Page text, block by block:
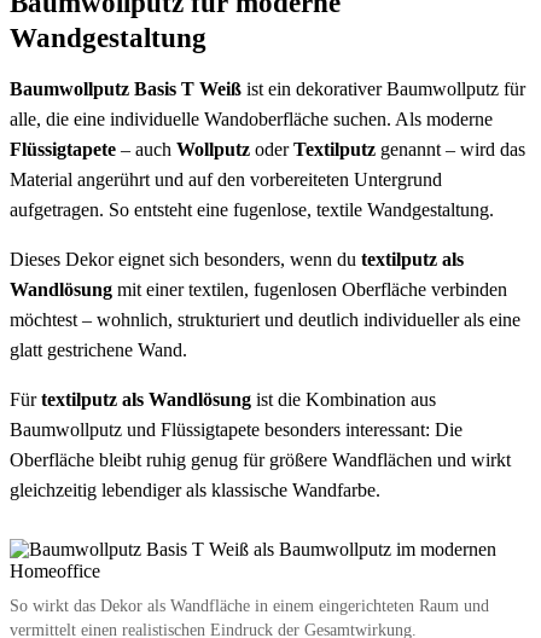
Wandgestaltung
Baumwollputz Basis T Weiß ist ein dekorativer Baumwollputz für
alle, die eine individuelle Wandoberfläche suchen. Als moderne
Flüssigtapete – auch Wollputz oderTextilputz genannt – wird das
Material angerührt und auf den vorbereiteten Untergrund
aufgetragen. So entsteht eine fugenlose, textile Wandgestaltung.
Dieses Dekor eignet sich besonders, wenn du textilputz als
Wandlösung mit einer textilen, fugenlosen Oberfläche verbinden
möchtest – wohnlich, strukturiert und deutlich individueller als eine
glatt gestrichene Wand.
Fürtextilputz als Wandlösung ist die Kombination aus
Baumwollputz und Flüssigtapete besonders interessant: Die
Oberfläche bleibt ruhig genug für größere Wandflächen und wirkt
gleichzeitig lebendiger als klassische Wandfarbe.
So wirkt das Dekor als Wandfläche in einem eingerichteten Raum und
vermittelt einen realistischen Eindruck der Gesamtwirkung.